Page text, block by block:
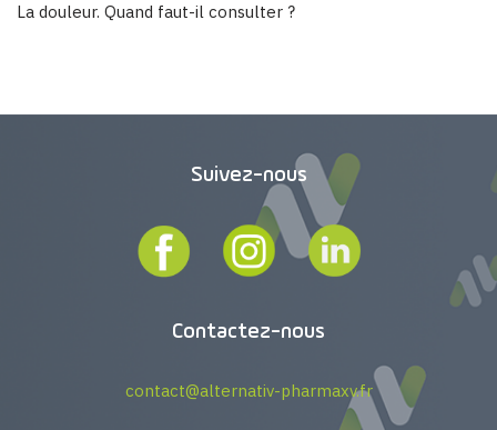
La douleur. Quand faut-il consulter ?
Suivez-nous
Contactez-nous
contact@alternativ-pharmaxv.fr